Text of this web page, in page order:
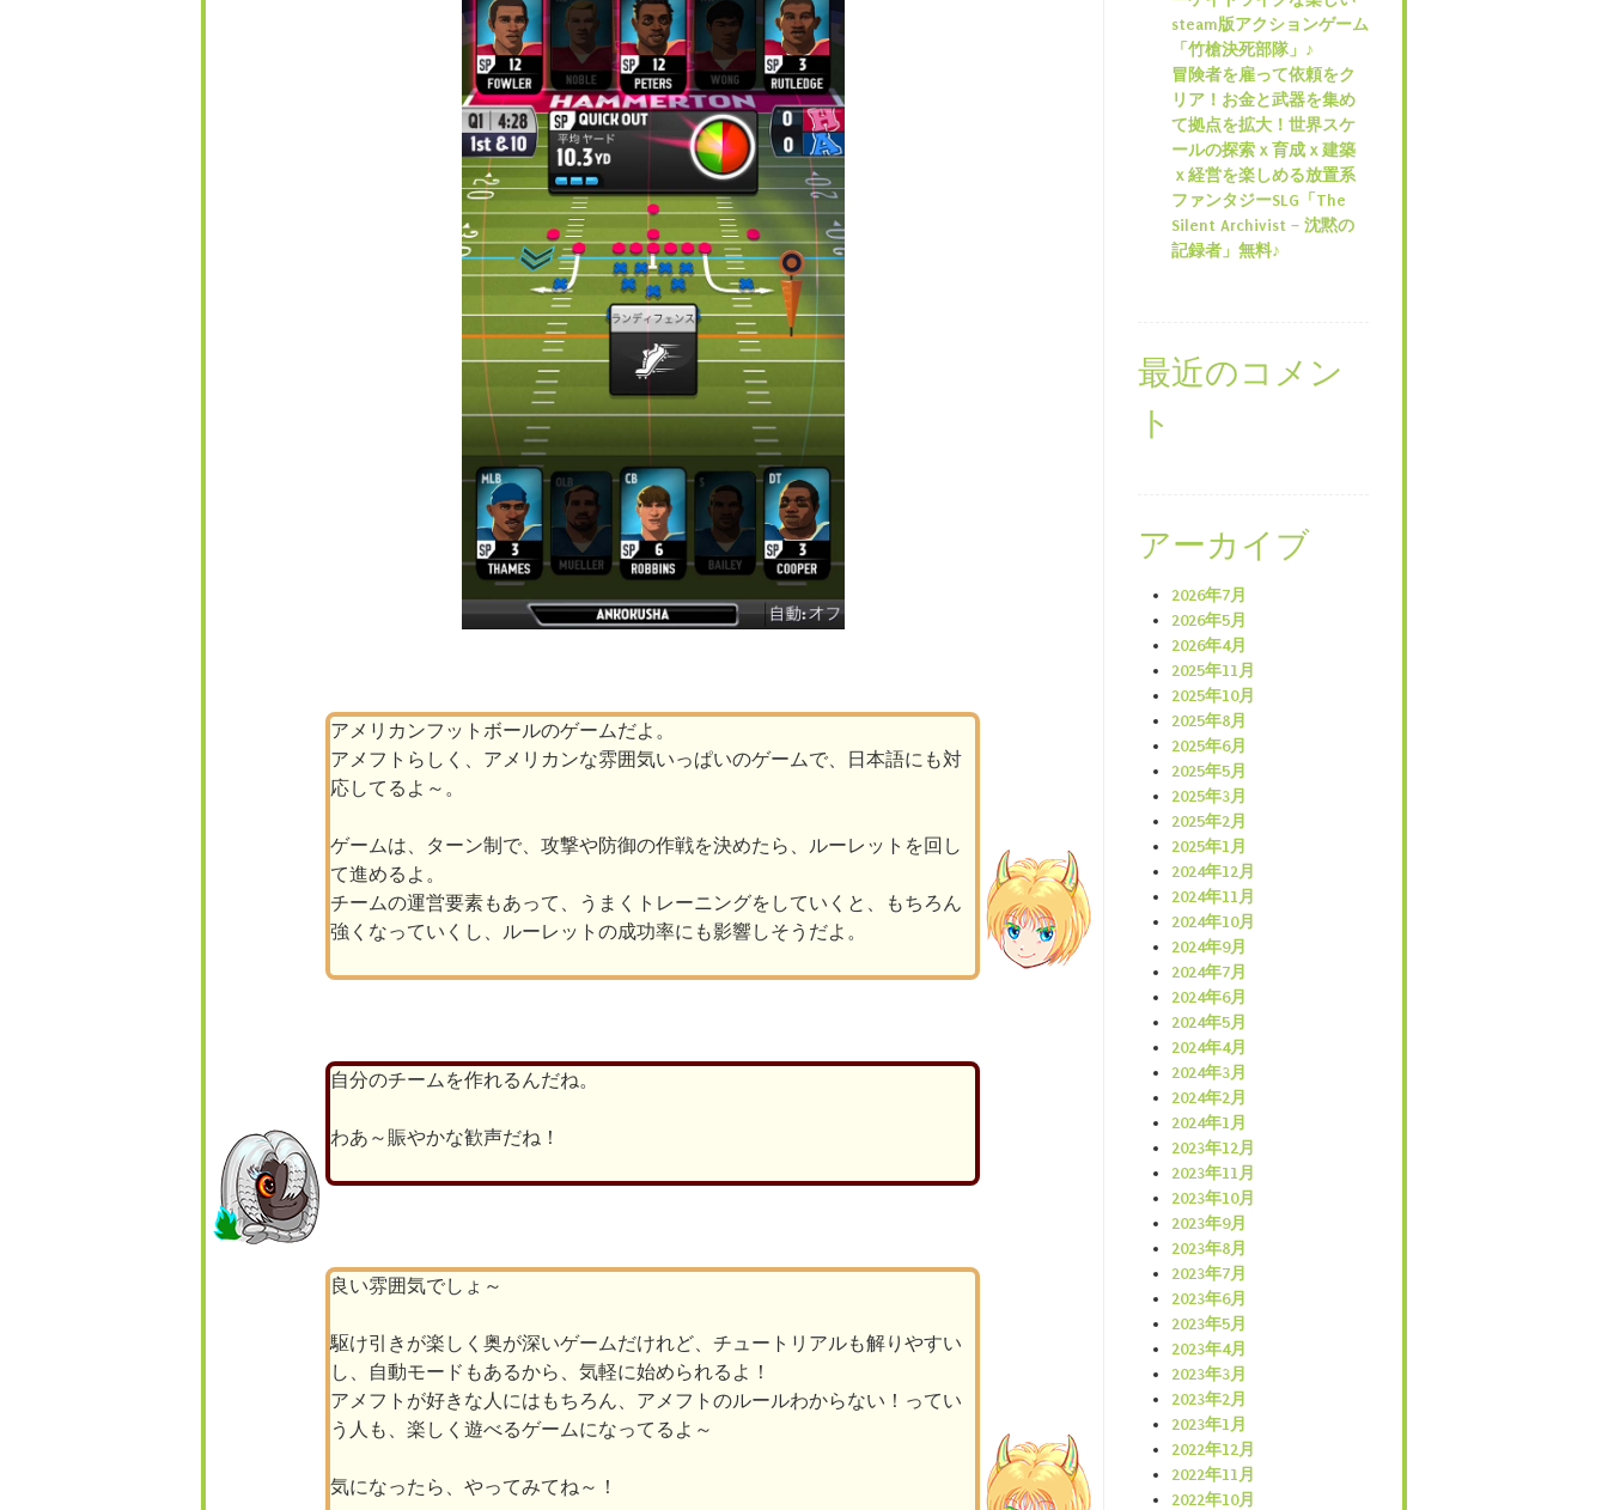
アメリカンフットボールのゲームだよ。
アメフトらしく、アメリカンな雰囲気いっぱいのゲームで、日本語にも対
応してるよ～。
ゲームは、ターン制で、攻撃や防御の作戦を決めたら、ルーレットを回し
て進めるよ。
チームの運営要素もあって、うまくトレーニングをしていくと、もちろん
強くなっていくし、ルーレットの成功率にも影響しそうだよ。
自分のチームを作れるんだね。
わあ～賑やかな歓声だね！
良い雰囲気でしょ～
駆け引きが楽しく奥が深いゲームだけれど、チュートリアルも解りやすい
し、自動モードもあるから、気軽に始められるよ！
アメフトが好きな人にはもちろん、アメフトのルールわからない！ってい
う人も、楽しく遊べるゲームになってるよ～
気になったら、やってみてね～！
steam版アクションゲーム
「竹槍決死部隊」♪
冒険者を雇って依頼をク
リア！お金と武器を集め
て拠点を拡大！世界スケ
ールの探索ｘ育成ｘ建築
ｘ経営を楽しめる放置系
ファンタジーSLG「The
Silent Archivist – 沈黙の
記録者」無料♪
最近のコメン
ト
アーカイブ
2026年7月
2026年5月
2026年4月
2025年11月
2025年10月
2025年8月
2025年6月
2025年5月
2025年3月
2025年2月
2025年1月
2024年12月
2024年11月
2024年10月
2024年9月
2024年7月
2024年6月
2024年5月
2024年4月
2024年3月
2024年2月
2024年1月
2023年12月
2023年11月
2023年10月
2023年9月
2023年8月
2023年7月
2023年6月
2023年5月
2023年4月
2023年3月
2023年2月
2023年1月
2022年12月
2022年11月
2022年10月